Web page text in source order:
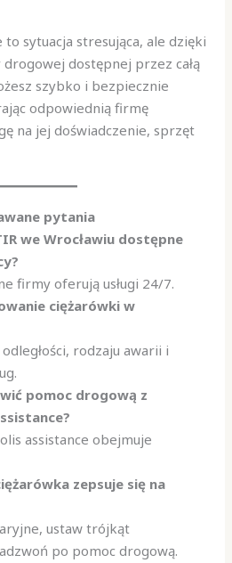
sytuacja stresująca, ale dzięki
dostępnej przez całą
szybko i bezpiecznie
odpowiednią firmę
na jej doświadczenie, sprzęt
pytania
we Wrocławiu dostępne
firmy oferują usługi 24/7.
ciężarówki w
rodzaju awarii i
pomoc drogową z
assistance obejmuje
zepsuje się na
ustaw trójkąt
po pomoc drogową.